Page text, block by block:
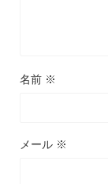
名前 ※
メール ※